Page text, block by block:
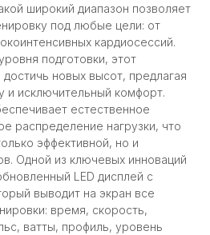
широкий диапазон позволяет
под любые цели: от
кардиосессий.
подготовки, этот
новых высот, предлагая
и исключительный комфорт.
естественное
распределение нагрузки, что
эффективной, но и
Одной из ключевых инноваций
LED дисплей с
выводит на экран все
время, скорость,
ватты, профиль, уровень